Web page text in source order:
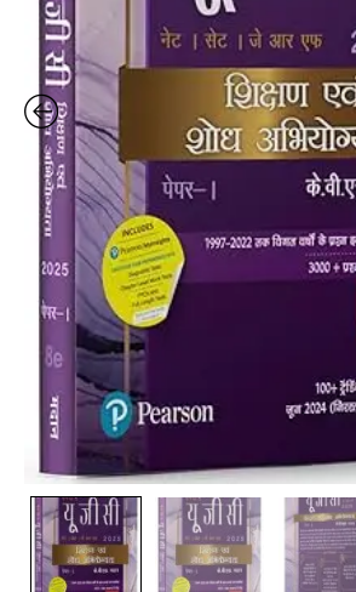
एनटीए
यूजीसी
२०२५
पेपर
केवीएस
मदान
(हिंदी)
शिक्षण
शोध
अभियोग्यता
Teaching
Research
Aptitude|
NET/SET/JRF
|3000+
Practice
Questions